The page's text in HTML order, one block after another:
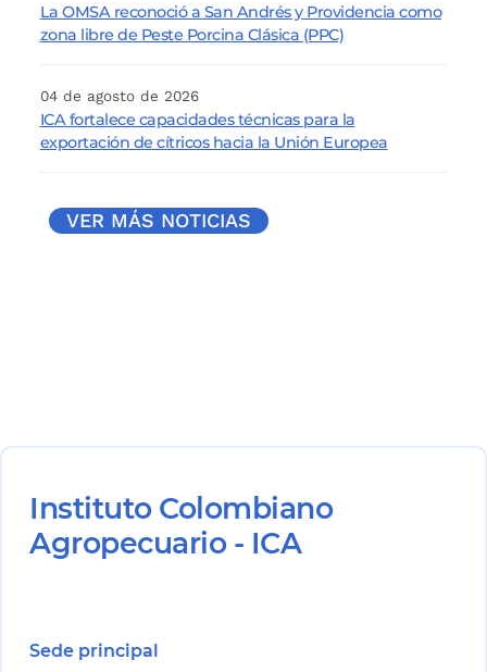
La OMSA reconoció a San Andrés y Providencia como
zona libre de Peste Porcina Clásica (PPC)
04 de agosto de 2026
ICA fortalece capacidades técnicas para la
exportación de cítricos hacia la Unión Europea
VER MÁS NOTICIAS
Instituto Colombiano
Agropecuario - ICA
Sede principal